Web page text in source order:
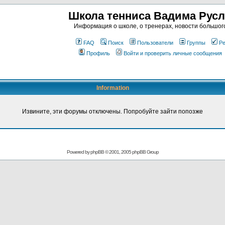
Школа тенниса Вадима
Информация о школе, о тренерах, новости
FAQ Поиск Пользователи Группы
Профиль
Войти и проверить личные сообщения
Information
Извините, эти форумы отключены. Попробуйте зайти попозже
Powered byphpBB© 2001, 2005 phpBB Group